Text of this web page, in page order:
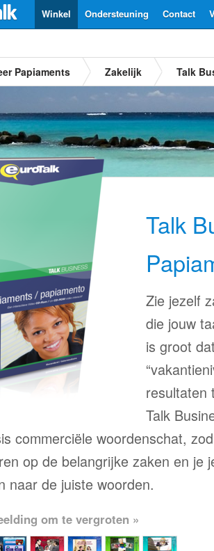
Contact
Ondersteuning
Winkel
Papiaments Zakelijk Talk
Talk
Zie jezelf
die jouw
is groot
resultaten
Talk
commerciële woordenschat,
op de belangrijke zaken en je
naar de juiste woorden.
om te vergroten »